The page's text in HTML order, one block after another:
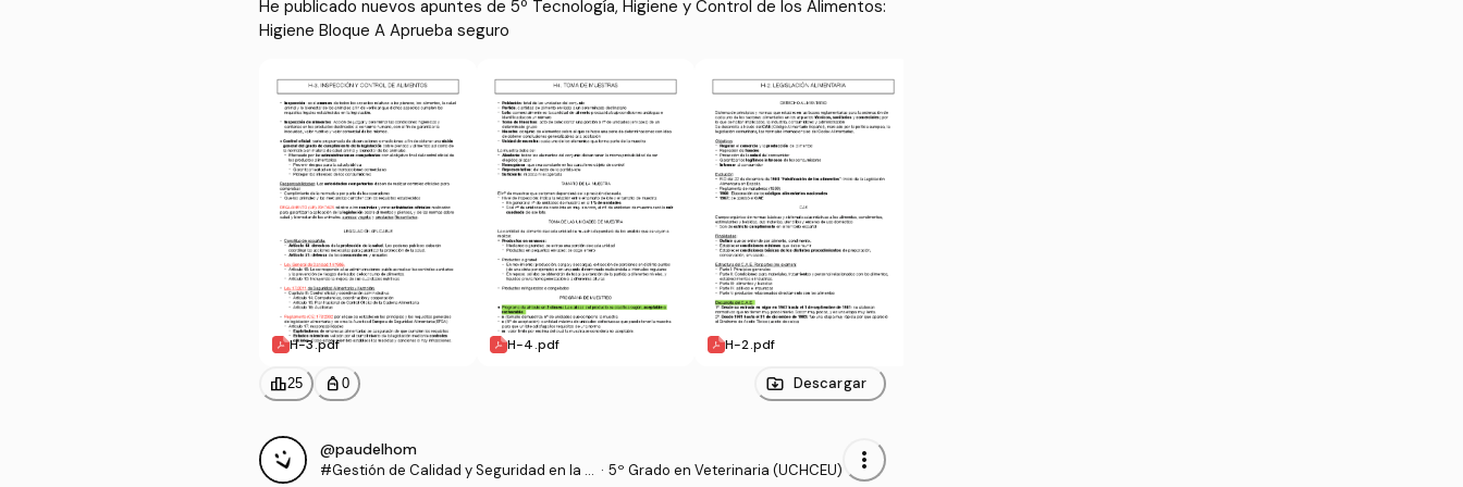
He publicado nuevos apuntes de 5º Tecnología, Higiene y Control de los Alimentos:
Higiene Bloque A Aprueba seguro
H-3.pdf H-4.pdf H-2.pdf
leaderboard25 personal_bag 0 Descargar
@paudelhom
#Gestión de Calidad y Seguridad en la In · 5º Grado en Veterinaria (UCHCEU) more_vert